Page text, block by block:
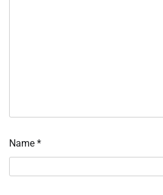
Name *